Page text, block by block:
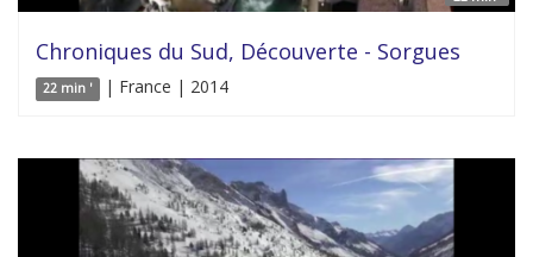
Chroniques du Sud, Découverte - Sorgues
22 min ' | France | 2014